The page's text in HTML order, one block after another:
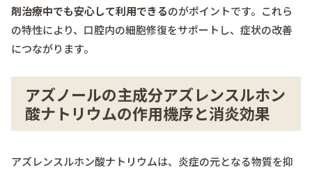
剤治療中でも安心して利用できるのがポイントです。これら
の特性により、口腔内の細胞修復をサポートし、症状の改善
につながります。
アズノールの主成分アズレンスルホン
酸ナトリウムの作用機序と消炎効果
アズレンスルホン酸ナトリウムは、炎症の元となる物質を抑